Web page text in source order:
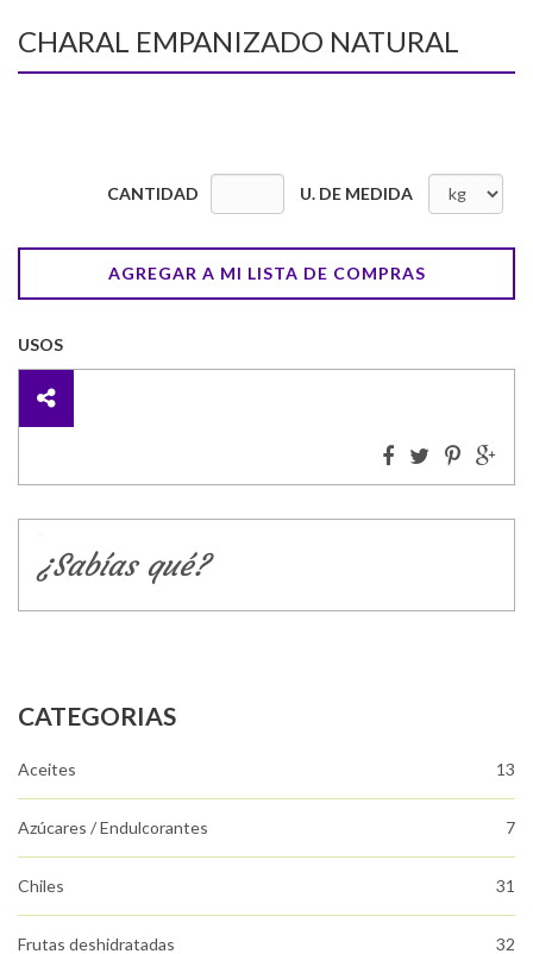
CHARAL EMPANIZADO NATURAL
CANTIDAD U. DE MEDIDA
AGREGAR A MI LISTA DE COMPRAS
USOS
¿Sabías qué?
CATEGORIAS
Aceites 13
Azúcares / Endulcorantes 7
Chiles 31
Frutas deshidratadas 32